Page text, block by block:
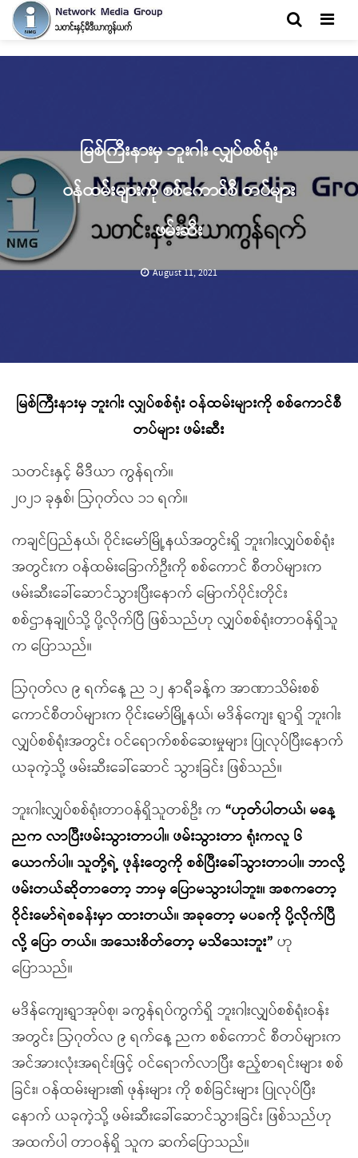
မြစ်ကြီးနားမှ ဘူးဂါး လျှပ်စစ်ရုံး
ဝန်ထမ်းများကို စစ်ကောင်စီ တပ်များ
ဖမ်းဆီး
August 11, 2021
မြစ်ကြီးနားမှ ဘူးဂါး လျှပ်စစ်ရုံး ဝန်ထမ်းများကို စစ်ကောင်စီ
တပ်များ ဖမ်းဆီး
သတင်းနှင့် မီဒီယာ ကွန်ရက်။
၂၀၂၁ ခုနှစ်၊ ဩဂုတ်လ ၁၁ ရက်။
ကချင်ပြည်နယ်၊ ဝိုင်းမော်မြို့နယ်အတွင်းရှိ ဘူးဂါးလျှပ်စစ်ရုံး
အတွင်းက ဝန်ထမ်းခြောက်ဦးကို စစ်ကောင် စီတပ်များက
ဖမ်းဆီးခေါ်ဆောင်သွားပြီးနောက် မြောက်ပိုင်းတိုင်း
စစ်ဌာနချုပ်သို့ ပို့လိုက်ပြီ ဖြစ်သည်ဟု လျှပ်စစ်ရုံးတာဝန်ရှိသူ
က ပြောသည်။
ဩဂုတ်လ ၉ ရက်နေ့ ည ၁၂ နာရီခန့်က အာဏာသိမ်းစစ်
ကောင်စီတပ်များက ဝိုင်းမော်မြို့နယ်၊ မဒိန်ကျေး ရွာရှိ ဘူးဂါး
လျှပ်စစ်ရုံးအတွင်း ဝင်ရောက်စစ်ဆေးမှုများ ပြုလုပ်ပြီးနောက်
ယခုကဲ့သို့ ဖမ်းဆီးခေါ်ဆောင် သွားခြင်း ဖြစ်သည်။
ဘူးဂါးလျှပ်စစ်ရုံးတာဝန်ရှိသူတစ်ဦး က “ဟုတ်ပါတယ်၊ မနေ့
ညက လာပြီးဖမ်းသွားတာပါ။ ဖမ်းသွားတာ ရုံးကလူ ၆
ယောက်ပါ။ သူတို့ရဲ့ ဖုန်းတွေကို စစ်ပြီးခေါ်သွားတာပါ။ ဘာလို့
ဖမ်းတယ်ဆိုတာတော့ ဘာမှ ပြောမသွားပါဘူး။ အစကတော့
ဝိုင်းမော်ရဲစခန်းမှာ ထားတယ်။ အခုတော့ မပခကို ပို့လိုက်ပြီ
လို့ ပြော တယ်။ အသေးစိတ်တော့ မသိသေးဘူး” ဟု
ပြောသည်။
မဒိန်ကျေးရွာအုပ်စု၊ ခကွန်ရပ်ကွက်ရှိ ဘူးဂါးလျှပ်စစ်ရုံးဝန်း
အတွင်း ဩဂုတ်လ ၉ ရက်နေ့ ညက စစ်ကောင် စီတပ်များက
အင်အားလုံးအရင်းဖြင့် ဝင်ရောက်လာပြီး ဧည့်စာရင်းများ စစ်
ခြင်း၊ ဝန်ထမ်းများ၏ ဖုန်းများ ကို စစ်ခြင်းများ ပြုလုပ်ပြီး
နောက် ယခုကဲ့သို့ ဖမ်းဆီးခေါ်ဆောင်သွားခြင်း ဖြစ်သည်ဟု
အထက်ပါ တာဝန်ရှိ သူက ဆက်ပြောသည်။